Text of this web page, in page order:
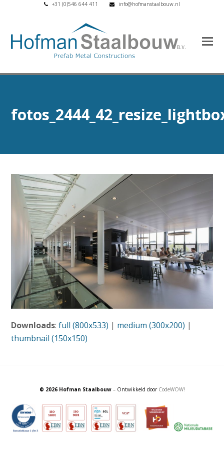
+31 (0)546 644 411 info@hofmanstaalbouw.nl
Downloads:full (800x533) | medium (300x200) |
thumbnail (150x150)
© 2026 Hofman Staalbouw– Ontwikkeld door CodeWOW!